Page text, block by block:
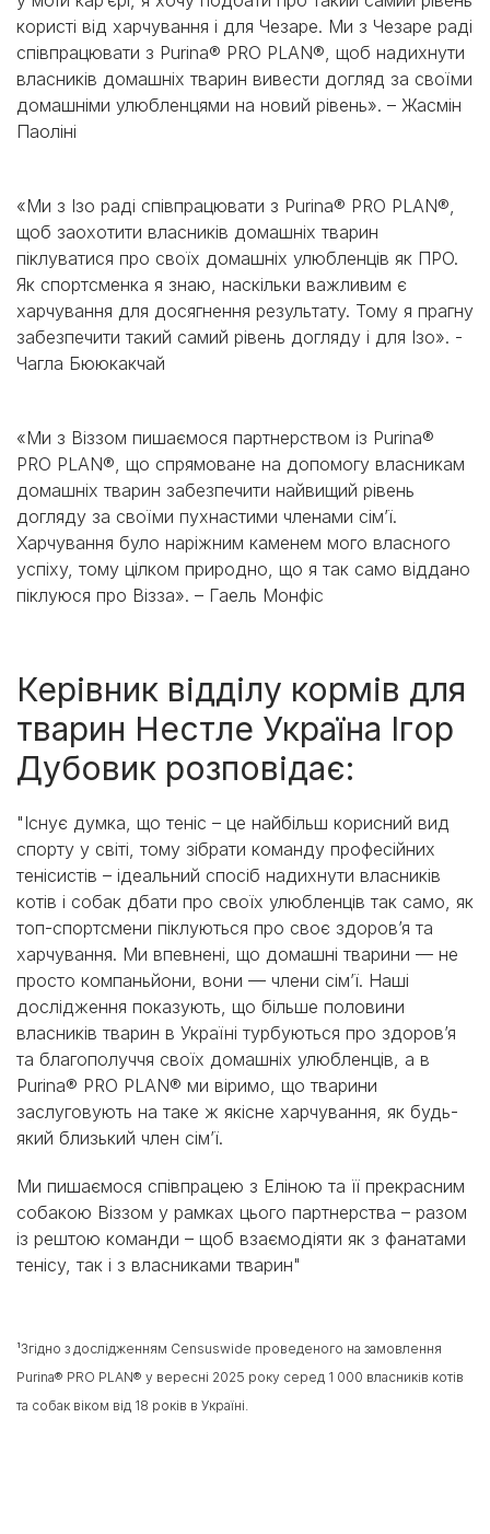
користі від харчування і для Чезаре. Ми з Чезаре раді
співпрацювати з Purina® PRO PLAN®, щоб надихнути
власників домашніх тварин вивести догляд за своїми
домашніми улюбленцями на новий рівень». – Жасмін
Паоліні
«Ми з Ізо раді співпрацювати з Purina® PRO PLAN®,
щоб заохотити власників домашніх тварин
піклуватися про своїх домашніх улюбленців як ПРО.
Як спортсменка я знаю, наскільки важливим є
харчування для досягнення результату. Тому я прагну
забезпечити такий самий рівень догляду і для Ізо». -
Чагла Бююкакчай
«Ми з Віззом пишаємося партнерством із Purina®
PRO PLAN®, що спрямоване на допомогу власникам
домашніх тварин забезпечити найвищий рівень
догляду за своїми пухнастими членами сім’ї.
Харчування було наріжним каменем мого власного
успіху, тому цілком природно, що я так само віддано
піклуюся про Візза». – Гаель Монфіс
Керівник відділу кормів для
тварин Нестле Україна Ігор
Дубовик розповідає:
"Існує думка, що теніс – це найбільш корисний вид
спорту у світі, тому зібрати команду професійних
тенісистів – ідеальний спосіб надихнути власників
котів і собак дбати про своїх улюбленців так само, як
топ-спортсмени піклуються про своє здоров’я та
харчування. Ми впевнені, що домашні тварини — не
просто компаньйони, вони — члени сім’ї. Наші
дослідження показують, що більше половини
власників тварин в Україні турбуються про здоров’я
та благополуччя своїх домашніх улюбленців, а в
Purina® PRO PLAN® ми віримо, що тварини
заслуговують на таке ж якісне харчування, як будь-
який близький член сім’ї.
Ми пишаємося співпрацею з Еліною та її прекрасним
собакою Віззом у рамках цього партнерства – разом
із рештою команди – щоб взаємодіяти як з фанатами
тенісу, так і з власниками тварин"
¹Згідно з дослідженням Censuswide проведеного на замовлення
Purina® PRO PLAN® у вересні 2025 року серед 1 000 власників котів
та собак віком від 18 років в Україні.